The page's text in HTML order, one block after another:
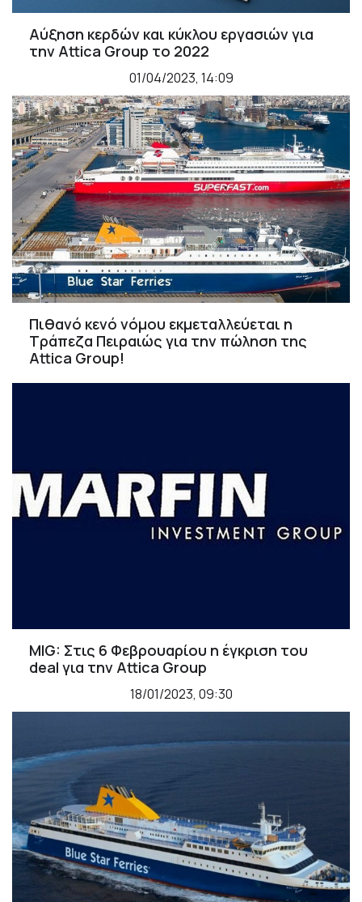
Αύξηση κερδών και κύκλου εργασιών για
την Attica Group το 2022
01/04/2023, 14:09
Πιθανό κενό νόμου εκμεταλλεύεται η
Τράπεζα Πειραιώς για την πώληση της
Attica Group!
MIG: Στις 6 Φεβρουαρίου η έγκριση του
deal για την Attica Group
18/01/2023, 09:30